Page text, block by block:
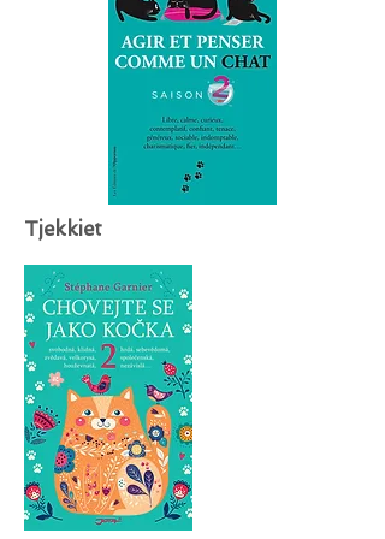
Tjekkiet